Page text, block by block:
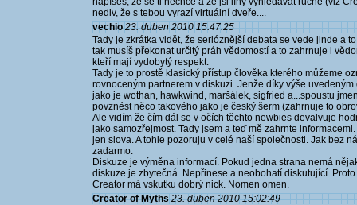
nediv, že s tebou vyrazí virtuální dveře....
vechio 23. duben 2010 15:47:25
Tady je zkrátka vidět, že serióznější debata se vede jinde a
tak musíš překonat určitý práh vědomostí a to zahrnuje i
kteří mají vydobytý respekt.
Tady je to prostě klasický přístup člověka kterého můžeme
rovnoceným partnerem v diskuzi. Jenže díky výše
jako je wothan, hawkwind, maršálek, sigfried a...spoustu
povznést něco takového jako je český šerm (zahrnuje to
Ale vidím že čím dál se v očích těchto newbies devalvuje
jako samozřejmost. Tady jsem a teď mě zahrnte
jen slova. A tohle pozoruju v celé naší společnosti. Jak bez
zadarmo.
Diskuze je výměna informací. Pokud jedna strana nemá
diskuze je zbytečná. Nepřinese a neobohatí diskutující.
Creator má vskutku dobrý nick. Nomen omen.
Creator of Myths 23. duben 2010 15:02:49